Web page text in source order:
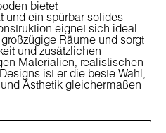
bietet
und ein spürbar solides
eignet sich ideal
Räume und sorgt
und zusätzlichen
Materialien, realistischen
ist er die beste Wahl,
Ästhetik gleichermaßen